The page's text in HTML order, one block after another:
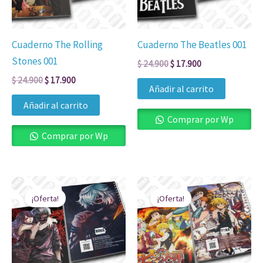
Cuaderno The Rolling
Stones 001
$24.900$ 17.900
Añadir al carrito
Comprar por Wp
Cuaderno The Beatles 001
$24.900$ 17.900
Añadir al carrito
Comprar por Wp
¡Oferta!
precio
original
era:
$ 24.900.
precio
actual
es:
$ 17.900.
¡Oferta!
precio
original
era:
$ 24.900.
precio
actual
es:
$ 17.900.